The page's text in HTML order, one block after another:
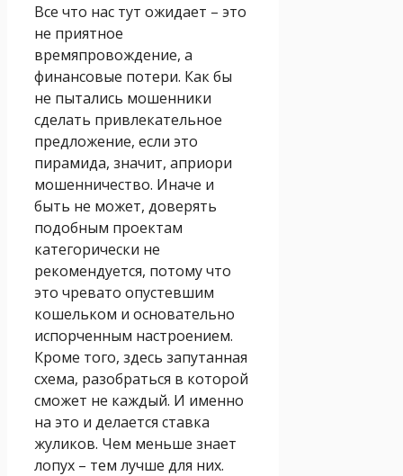
Все что нас тут ожидает – это
не приятное
времяпровождение, а
финансовые потери. Как бы
не пытались мошенники
сделать привлекательное
предложение, если это
пирамида, значит, априори
мошенничество. Иначе и
быть не может, доверять
подобным проектам
категорически не
рекомендуется, потому что
это чревато опустевшим
кошельком и основательно
испорченным настроением.
Кроме того, здесь запутанная
схема, разобраться в которой
сможет не каждый. И именно
на это и делается ставка
жуликов. Чем меньше знает
лопух – тем лучше для них.